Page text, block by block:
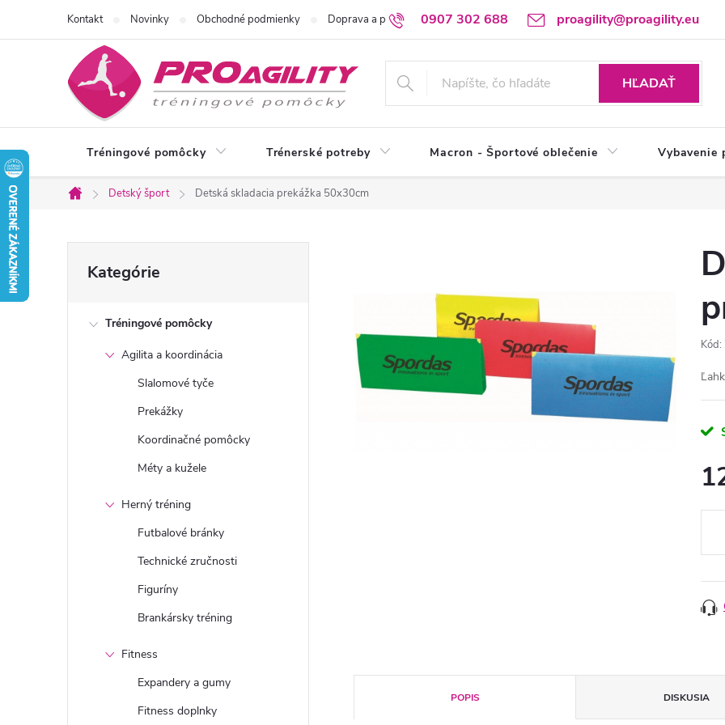
0907 302 688 proagility@proagility.eu
Kontakt Novinky Obchodné podmienky Doprava a platba Ochrana osobných údajov / GDPR Výdajné miesto
HĽADAŤ
Tréningové pomôcky Trénerské potreby Macron - Športové oblečenie Vybavenie
Domov
Detský šport Detská skladacia prekážka 50x30cm
kategórie
Kategórie
Tréningové pomôcky
Agilita a koordinácia
Slalomové tyče
Prekážky
Koordinačné pomôcky
Méty a kužele
Herný tréning
Futbalové bránky
Technické zručnosti
Figuríny
Brankársky tréning
Fitness
Expandery a gumy
Fitness doplnky
Kód:
POPIS DISKUSIA